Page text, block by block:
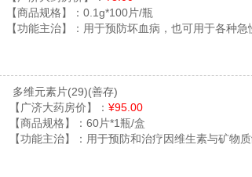
【商品规格】： 0.1g*100片/瓶
【功能主治】： 用于预防坏血病，也可用于各种急
多维元素片(29)(善存)
【广济大药房价】： ¥95.00
【商品规格】： 60片*1瓶/盒
【功能主治】： 用于预防和治疗因维生素与矿物